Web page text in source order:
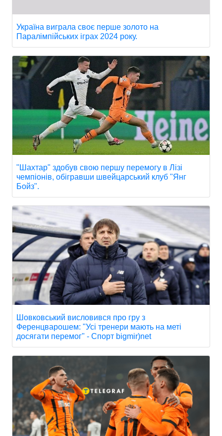
Україна виграла своє перше золото на
Паралімпійських іграх 2024 року.
"Шахтар" здобув свою першу перемогу в Лізі
чемпіонів, обігравши швейцарський клуб "Янг
Бойз".
Шовковський висловився про гру з
Ференцварошем: "Усі тренери мають на меті
досягати перемог" - Спорт bigmir)net